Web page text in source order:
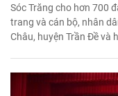
Sóc Trăng cho hơn 700
trang và cán bộ, nhân
Châu, huyện Trần Đề và